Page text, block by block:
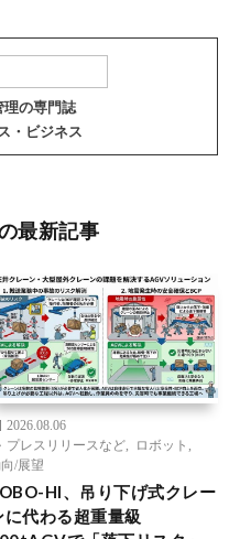
理の専門誌
・ビジネス
最新記事
2026.08.06
プレスリリースなど
ロボット
/展望
HI、吊り下げ式クレー
に代わる超重量級